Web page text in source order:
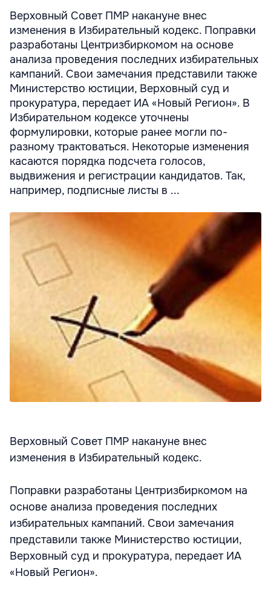
Верховный Совет ПМР накануне внес
изменения в Избирательный кодекс. Поправки
разработаны Центризбиркомом на основе
анализа проведения последних избирательных
кампаний. Свои замечания представили также
Министерство юстиции, Верховный суд и
прокуратура, передает ИА «Новый Регион». В
Избирательном кодексе уточнены
формулировки, которые ранее могли по-
разному трактоваться. Некоторые изменения
касаются порядка подсчета голосов,
выдвижения и регистрации кандидатов. Так,
например, подписные листы в ...
Верховный Совет ПМР накануне внес
изменения в Избирательный кодекс.
Поправки разработаны Центризбиркомом на
основе анализа проведения последних
избирательных кампаний. Свои замечания
представили также Министерство юстиции,
Верховный суд и прокуратура, передает ИА
«Новый Регион».